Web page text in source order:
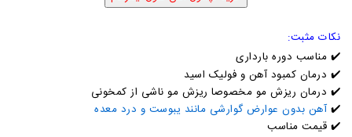
نکات مثبت:
✔️ مناسب دوره بارداری
✔️ درمان کمبود آهن و فولیک اسید
✔️ درمان ریزش مو مخصوصا ریزش مو ناشی از کمخونی
✔️آهن بدون عوارض گوارشی مانند یبوست و درد معده
✔️ قیمت مناسب